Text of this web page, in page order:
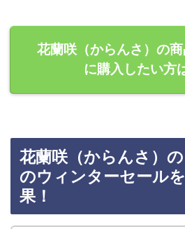
花蘭咲（からんさ）の
に購入したい方
花蘭咲（からんさ）
のウィンターセール
果！